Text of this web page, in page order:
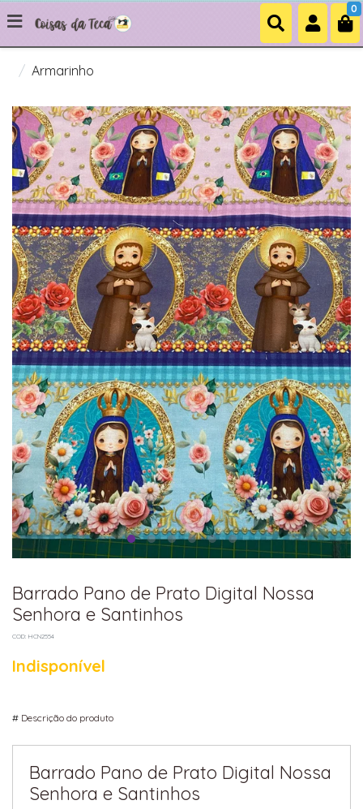
0
Armarinho
Barrado Pano de Prato Digital Nossa
Senhora e Santinhos
COD: HCN2554
Indisponível
# Descrição do produto
Barrado Pano de Prato Digital Nossa
Senhora e Santinhos